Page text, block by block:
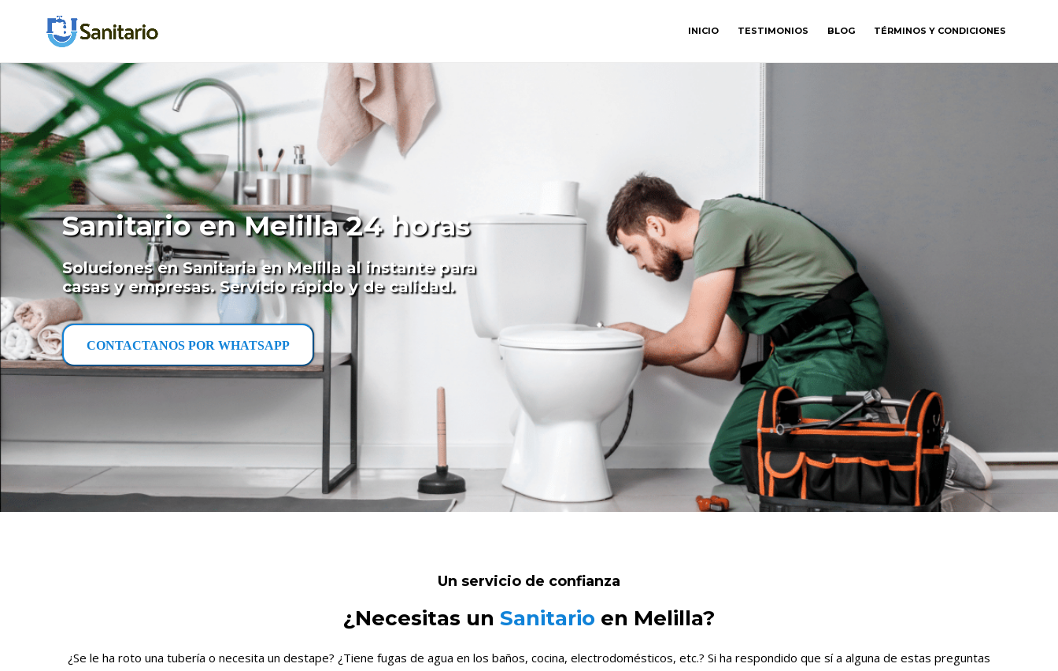
INICIO TESTIMONIOS BLOG TÉRMINOS Y CONDICIONES
Sanitario en Melilla 24 horas
Soluciones en Sanitaria en Melilla al instante para
casas y empresas. Servicio rápido y de calidad.
CONTACTANOS POR WHATSAPP
Un servicio de confianza
¿Necesitas un Sanitario en Melilla?
¿Se le ha roto una tubería o necesita un destape? ¿Tiene fugas de agua en los baños, cocina, electrodomésticos, etc.? Si ha respondido que sí a alguna de estas preguntas